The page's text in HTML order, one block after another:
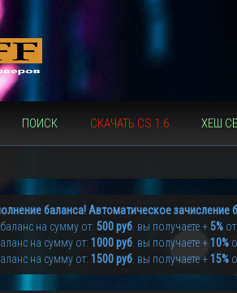
ПОИСК СКАЧАТЬ CS 1.6 ХЕШ
баланса! Автоматическое зачисление
на сумму от: 500 руб . вы получаете +5%
на сумму от: 1000 руб . вы получаете +10%
на сумму от: 1500 руб . вы получаете +15%